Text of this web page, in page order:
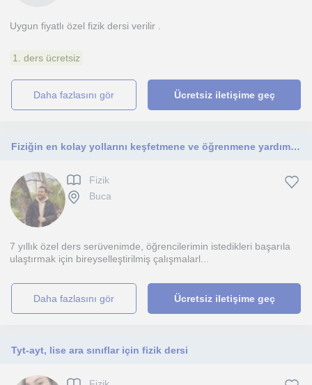
Uygun fiyatlı özel fizik dersi verilir .
1. ders ücretsiz
daha fazlasını gör Ücretsiz iletişime geç
Fiziğin en kolay yollarını keşfetmene ve öğrenmene yardımcı olacağım :)
Fizik
Buca
7 yıllık özel ders serüvenimde, öğrencilerimin istedikleri başarıla
ulaştırmak için bireyselleştirilmiş çalışmalarl...
daha fazlasını gör Ücretsiz iletişime geç
Tyt-ayt, lise ara sınıflar için fizik dersi